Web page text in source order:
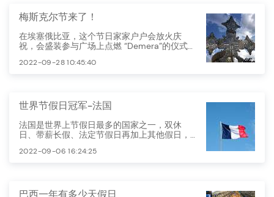
梅斯克尔节来了！
在埃塞俄比亚，这个节日家家户户会放火庆
祝，会盛装参与广场上点燃 “Demera”的仪式，
2022-09-28 10:45:40
世界节假日冠军-法国
法国是世界上节假日最多的国家之一，双休
日、带薪长假、法定节假日再加上其他假日，
2022-09-06 16:24:25